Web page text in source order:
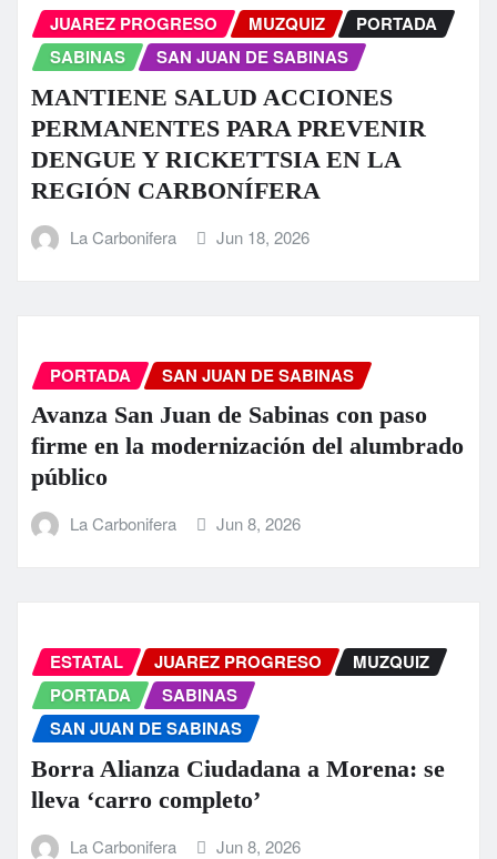
JUAREZ PROGRESO MUZQUIZ
PORTADA
SABINAS
SAN JUAN DE SABINAS
MANTIENE SALUD ACCIONES
PERMANENTES PARA PREVENIR
DENGUE Y RICKETTSIA EN LA
REGIÓN CARBONÍFERA
La Carbonifera Jun 18, 2026
PORTADA SAN JUAN DE SABINAS
Avanza San Juan de Sabinas con paso
firme en la modernización del alumbrado
público
La Carbonifera Jun 8, 2026
ESTATAL JUAREZ PROGRESO
MUZQUIZ
PORTADA
SABINAS
SAN JUAN DE SABINAS
Borra Alianza Ciudadana a Morena: se
lleva ‘carro completo’
La Carbonifera Jun 8, 2026